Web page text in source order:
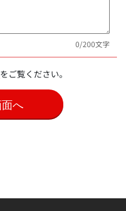
0/200文字
をご覧ください。